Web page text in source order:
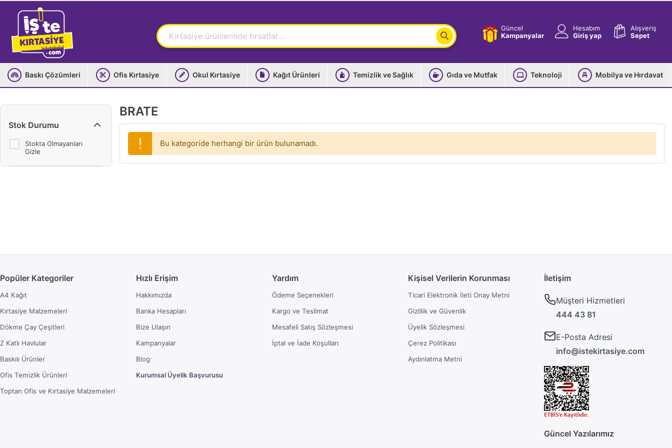
Güncel
Kampanyalar
Hesabım
Giriş yap
Alışveriş
Sepet
Baskı Çözümleri Ofis Kırtasiye Okul Kırtasiye Kağıt Ürünleri Temizlik ve Sağlık Gıda ve Mutfak Teknoloji Mobilya ve Hırdavat
Stok Durumu
Stokta Olmayanları
Gizle
BRATE
Bu kategoride herhangi bir ürün bulunamadı.
Popüler Kategoriler
A4 Kağıt
Kırtasiye Malzemeleri
Dökme Çay Çeşitleri
Z Katlı Havlular
Baskılı Ürünler
Ofis Temizlik Ürünleri
Toptan Ofis ve Kırtasiye Malzemeleri
Hızlı Erişim
Hakkımızda
Banka Hesapları
Bize Ulaşın
Kampanyalar
Blog
Kurumsal Üyelik Başvurusu
Yardım
Ödeme Seçenekleri
Kargo ve Teslimat
Mesafeli Satış Sözleşmesi
İptal ve İade Koşulları
Kişisel Verilerin Korunması
Ticari Elektronik İleti Onay Metni
Gizlilik ve Güvenlik
Üyelik Sözleşmesi
Çerez Politikası
Aydınlatma Metni
İletişim
Müşteri Hizmetleri
444 43 81
E-Posta Adresi
info@istekirtasiye.com
Güncel Yazılarımız